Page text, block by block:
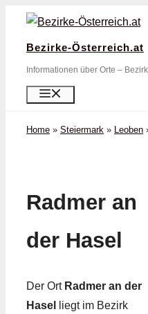
Zum
springen
Bezirke-Österreich.at
Informationen über Orte –
Home » Steiermark » Leoben
Radmer an
der Hasel
Der Ort Radmer an der
Hasel
liegt im Bezirk